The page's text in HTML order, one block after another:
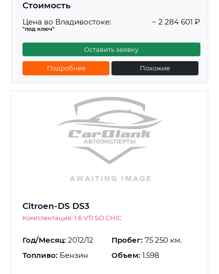
Стоимость
Цена во Владивостоке:
"под ключ"
~ 2 284 601 ₽
Оставить заявку
Подробнее Похожие
Citroen-DS DS3
Комплектация: 1.6 VTI SO CHIC
Год/Месяц: 2012/12 Пробег: 75 250 км.
Топливо: Бензин Объем: 1.598